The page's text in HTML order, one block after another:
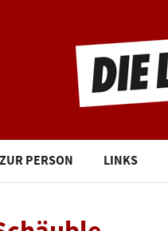
ZUR PERSON LINKS